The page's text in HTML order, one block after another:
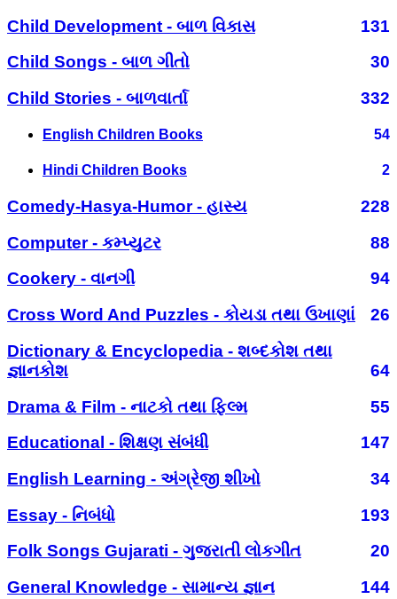
Child Development - બાળ વિકાસ
131
Child Songs - બાળ ગીતો
30
Child Stories - બાળવાર્તા
332
English Children Books 54
Hindi Children Books 2
Comedy-Hasya-Humor - હાસ્ય
228
Computer - કમ્પ્યુટર
88
Cookery - વાનગી
94
Cross Word And Puzzles - કોયડા તથા ઉખાણાં
26
Dictionary & Encyclopedia - શબ્દકોશ તથા
જ્ઞાનકોશ
64
Drama & Film - નાટકો તથા ફિલ્મ
55
Educational - શિક્ષણ સંબંધી
147
English Learning - અંગ્રેજી શીખો
34
Essay - નિબંધો
193
Folk Songs Gujarati - ગુજરાતી લોકગીત
20
General Knowledge - સામાન્ય જ્ઞાન
144